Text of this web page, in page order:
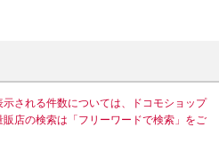
示される件数については、ドコモショップ
店の検索は「フリーワードで検索」をご